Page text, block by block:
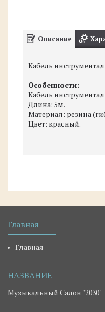
Описание
Кабель
Особенности:
Кабель
Длина: 5м.
Материал: резина
Цвет: красный.
Главная
Главная
Музыкальный Салон "2030"